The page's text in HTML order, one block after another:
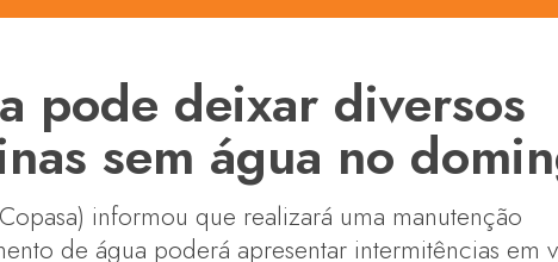
pode deixar diversos
sem água no
informou que realizará uma manutenção
de água poderá apresentar intermitências em